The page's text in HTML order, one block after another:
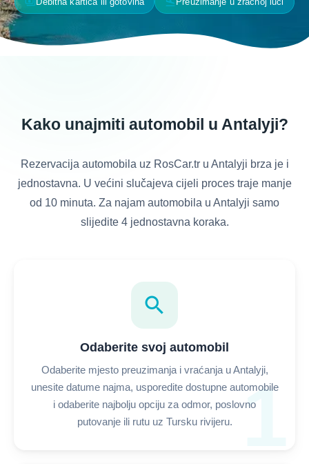
Kako unajmiti automobil u Antalyji?
Rezervacija automobila uz RosCar.tr u Antalyji brza je i
jednostavna. U većini slučajeva cijeli proces traje manje
od 10 minuta. Za najam automobila u Antalyji samo
slijedite 4 jednostavna koraka.
1
search
Odaberite svoj automobil
Odaberite mjesto preuzimanja i vraćanja u Antalyji,
unesite datume najma, usporedite dostupne automobile
i odaberite najbolju opciju za odmor, poslovno
putovanje ili rutu uz Tursku rivijeru.